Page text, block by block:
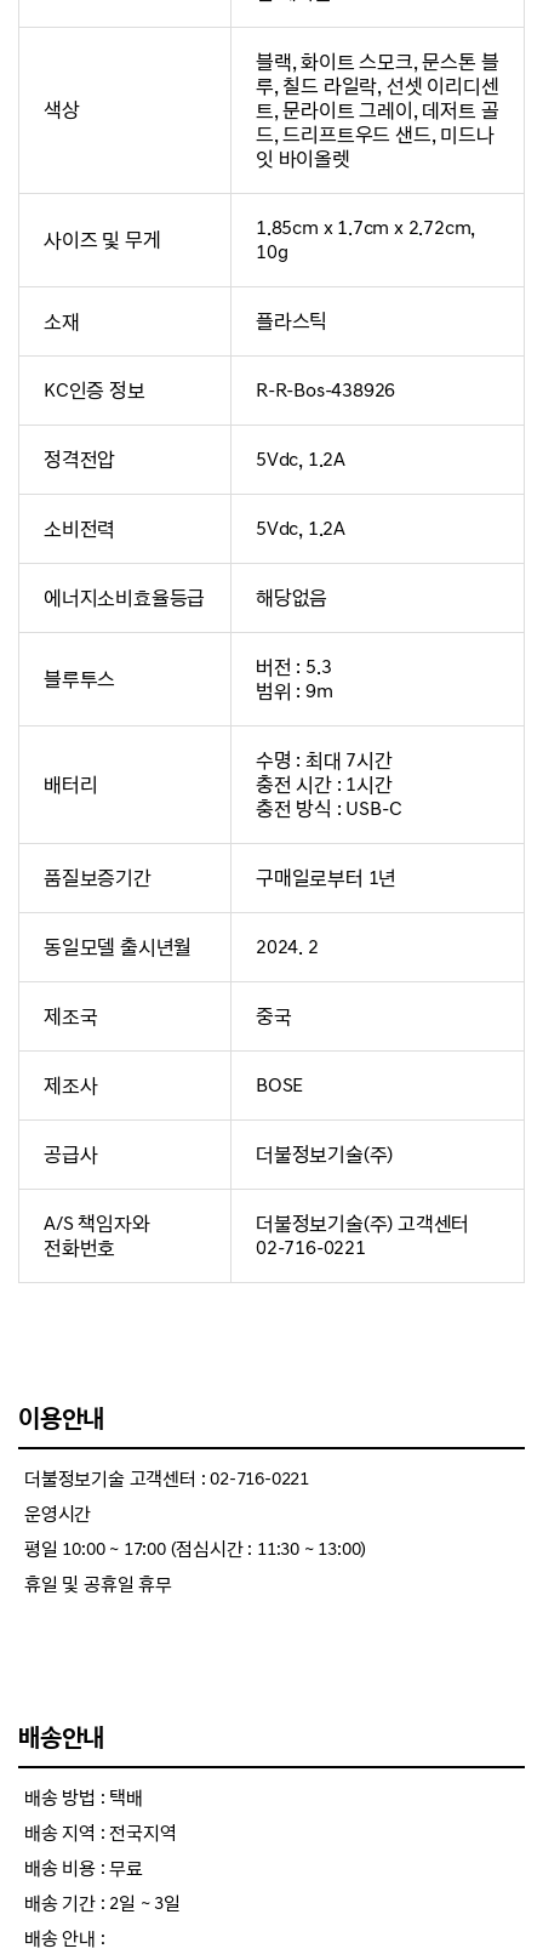
색상
블랙, 화이트 스모크, 문스톤 블
루, 칠드 라일락, 선셋 이리디센
트, 문라이트 그레이, 데저트 골
드, 드리프트우드 샌드, 미드나
잇 바이올렛
사이즈 및 무게
1.85cm x 1.7cm x 2.72cm,
10g
소재 플라스틱
KC인증 정보 R-R-Bos-438926
정격전압 5Vdc, 1.2A
소비전력 5Vdc, 1.2A
에너지소비효율등급 해당없음
블루투스
버전 : 5.3
범위 : 9m
배터리
수명 : 최대 7시간
충전 시간 : 1시간
충전 방식 : USB-C
품질보증기간 구매일로부터 1년
동일모델 출시년월 2024. 2
제조국 중국
제조사 BOSE
공급사 더불정보기술(주)
A/S 책임자와
전화번호
더불정보기술(주) 고객센터
02-716-0221
이용안내
더불정보기술 고객센터 : 02-716-0221
운영시간
평일 10:00 ~ 17:00 (점심시간 : 11:30 ~ 13:00)
휴일 및 공휴일 휴무
배송안내
배송 방법 : 택배
배송 지역 : 전국지역
배송 비용 : 무료
배송 기간 : 2일 ~ 3일
배송 안내 :